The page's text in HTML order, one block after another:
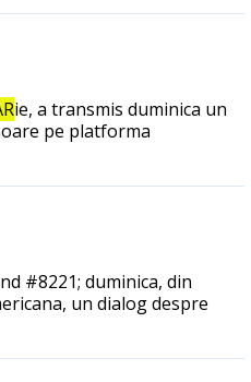
ie, a transmis duminica un
pe platforma
#8221; duminica, din
un dialog despre